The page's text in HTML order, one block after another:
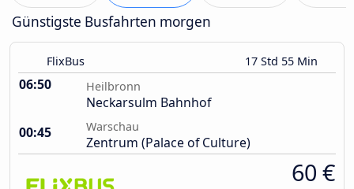
Günstigste Busfahrten morgen
FlixBus 17 Std 55 Min
06:50 Heilbronn
Neckarsulm Bahnhof
00:45
Warschau
Zentrum (Palace of Culture)
60 €